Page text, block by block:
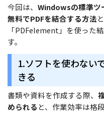
PDF 印刷
PDF 翻訳
専門スタッフ直通
050-3066-4378
受付 月~金 10:00-13:00 / 15:00-19:30
ユーザーの声
私たちをフォロー
今回は、 Windowsの標準ツ
無料でPDFを結合する方法
「PDFelement」を使った
す。
1.ソフトを使わない
きる
書類や資料を作成する際、
められる と、作業効率は格